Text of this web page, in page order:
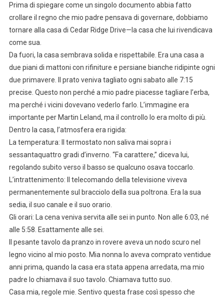
Prima di spiegare come un singolo documento abbia fatto
crollare il regno che mio padre pensava di governare, dobbiamo
tornare alla casa di Cedar Ridge Drive—la casa che lui rivendicava
come sua.
Da fuori, la casa sembrava solida e rispettabile. Era una casa a
due piani di mattoni con rifiniture e persiane bianche ridipinte ogni
due primavere. Il prato veniva tagliato ogni sabato alle 7:15
precise. Questo non perché a mio padre piacesse tagliare l’erba,
ma perché i vicini dovevano vederlo farlo. L’immagine era
importante per Martin Leland, ma il controllo lo era molto di più.
Dentro la casa, l’atmosfera era rigida:
La temperatura: Il termostato non saliva mai sopra i
sessantaquattro gradi d’inverno. “Fa carattere,” diceva lui,
regolando subito verso il basso se qualcuno osava toccarlo.
L’intrattenimento: Il telecomando della televisione viveva
permanentemente sul bracciolo della sua poltrona. Era la sua
sedia, il suo canale e il suo orario.
Gli orari: La cena veniva servita alle sei in punto. Non alle 6:03, né
alle 5:58. Esattamente alle sei.
Il pesante tavolo da pranzo in rovere aveva un nodo scuro nel
legno vicino al mio posto. Mia nonna lo aveva comprato ventidue
anni prima, quando la casa era stata appena arredata, ma mio
padre lo chiamava il suo tavolo. Chiamava tutto suo.
Casa mia, regole mie. Sentivo questa frase così spesso che